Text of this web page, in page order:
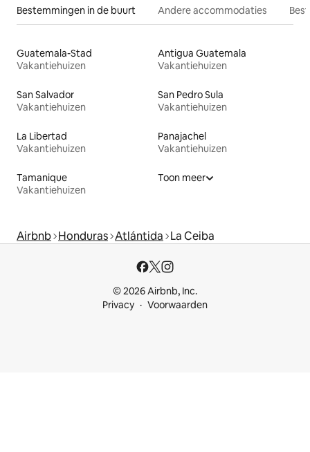
Bestemmingen in de buurt Andere accommodaties
Guatemala-Stad
Vakantiehuizen
Antigua Guatemala
Vakantiehuizen
San Salvador
Vakantiehuizen
San Pedro Sula
Vakantiehuizen
La Libertad
Vakantiehuizen
Panajachel
Vakantiehuizen
Tamanique
Vakantiehuizen
Toon meer
Airbnb Honduras Atlántida La Ceiba
© 2026 Airbnb, Inc.
Privacy
Voorwaarden